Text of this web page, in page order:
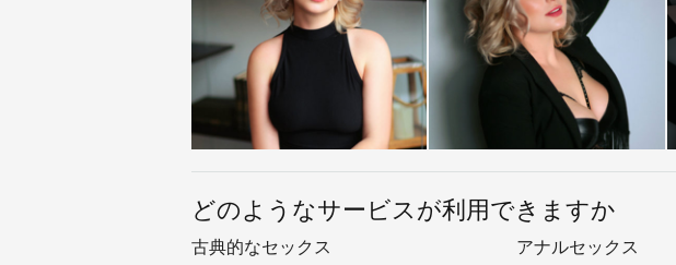
どのようなサービスが利用できますか
古典的なセックス アナルセックス